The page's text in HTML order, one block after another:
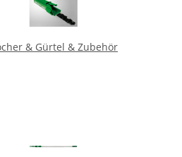
& Gürtel & Zubehör